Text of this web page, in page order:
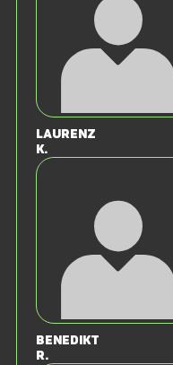
Laurenz
K.
Benedikt
R.